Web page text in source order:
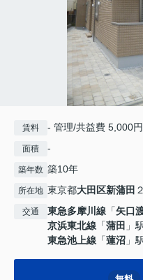
賃料 - 管理/共益費 5,000円
面積 -
築年数 築10年
所在地 東京都大田区新蒲田
交通 東急多摩川線 「矢口
京浜東北線 「蒲田 」
東急池上線 「蓮沼 」